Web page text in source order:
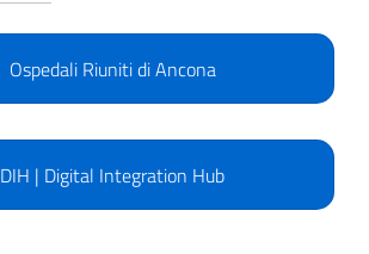
Ospedali Riuniti di Ancona
DIH | Digital Integration Hub